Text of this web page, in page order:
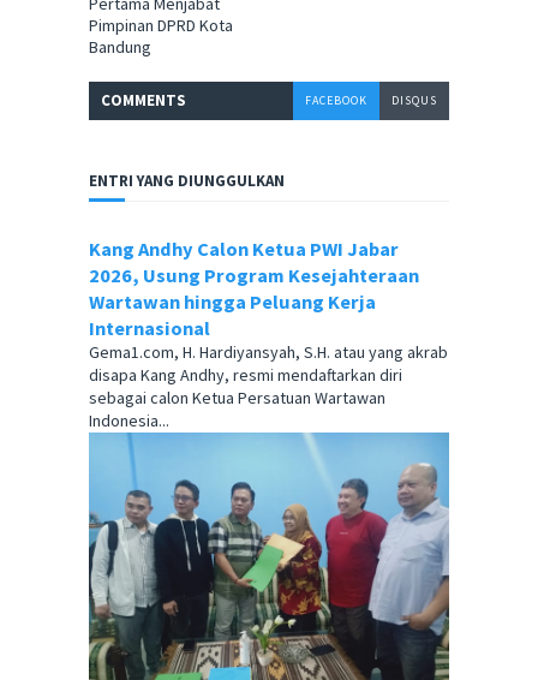
Pimpinan DPRD Kota
Bandung
COMMENTS FACEBOOK DISQUS
ENTRI YANG DIUNGGULKAN
Kang Andhy Calon Ketua PWI Jabar
2026, Usung Program Kesejahteraan
Wartawan hingga Peluang Kerja
Internasional
Gema1.com, H. Hardiyansyah, S.H. atau yang akrab
disapa Kang Andhy, resmi mendaftarkan diri
sebagai calon Ketua Persatuan Wartawan
Indonesia...